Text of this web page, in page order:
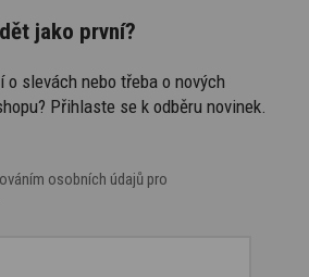
jako první?
o slevách nebo třeba o nových
Přihlaste se k odběru novinek.
osobních údajů pro